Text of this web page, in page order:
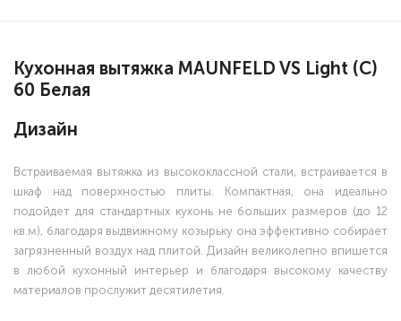
Кухонная вытяжка MAUNFELD VS Light (C)
60 Белая
Дизайн
Встраиваемая вытяжка из высококлассной стали, встраивается в
шкаф над поверхностью плиты. Компактная, она идеально
подойдет для стандартных кухонь не больших размеров (до 12
кв.м), благодаря выдвижному козырьку она эффективно собирает
загрязненный воздух над плитой. Дизайн великолепно впишется
в любой кухонный интерьер и благодаря высокому качеству
материалов прослужит десятилетия.